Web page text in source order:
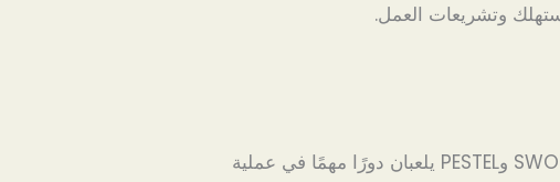
وتشريعات العمل.
في النهاية، يمكن القول إن كل من تحليل SWOT وPESTEL يلعبان دورًا مهمًا في عملية